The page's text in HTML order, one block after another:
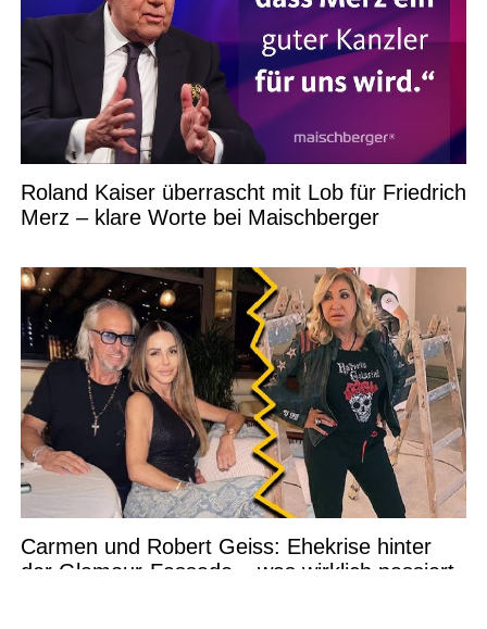
Roland Kaiser überrascht mit Lob für Friedrich
Merz – klare Worte bei Maischberger
Carmen und Robert Geiss: Ehekrise hinter
der Glamour-Fassade – was wirklich passiert